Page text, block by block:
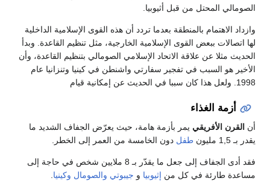
الصومالي المحتل من قبل أثيوبيا.
وازداد الاهتمام بالمنطقة بعدما تردد أن هذه القوى الإسلامية الداخلية
لها اتصالات ببعض القوى الإسلامية الخارجية، مثل تنظيم القاعدة. وبدأ
الحديث مثلا عن علاقة الاتحاد الإسلامي الصومالي بتنظيم القاعدة، وأن
الأخير هو السبب في تفجير سفارتي واشنطن في كينيا وتنزانيا عام
1998. ولعل هذا كان سببا في الحديث عن إمكانية قيام
أزمة الغذاء
أن القرن الأفريقي يمر بأزمة هامة، حيث يعرّض الجفاف الشديد ما
يقدر بـ 1,5 مليون
طفل دون الخامسة من العمر إلى الخطر.
فقد أدى الجفاف إلى جعل ما يقدّر بـ 8 ملايين شخص في حاجة إلى
مساعدة طارئة في كل من إثيوبيا و جيبوتي والصومال وكينيا.